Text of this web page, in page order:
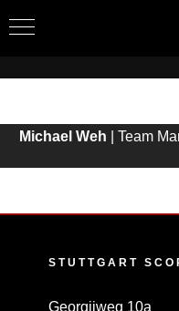
Michael Weh | Team
STUTTGART
Georgiiweg 10a